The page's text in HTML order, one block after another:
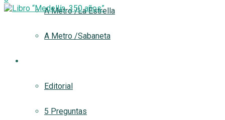
A Metro /La Estrella
A Metro /Sabaneta
Editorial
5 Preguntas